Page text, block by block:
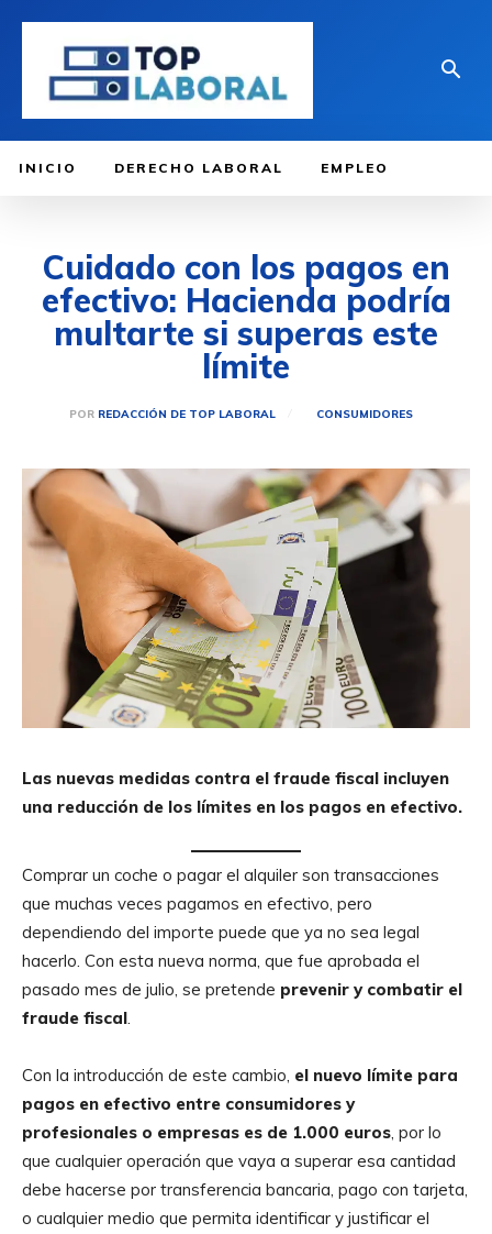
INICIO DERECHO LABORAL EMPLEO
Cuidado con los pagos en
efectivo: Hacienda podría
multarte si superas este
límite
POR REDACCIÓN DE TOP LABORAL CONSUMIDORES
Las nuevas medidas contra el fraude fiscal incluyen
una reducción de los límites en los pagos en efectivo.
Comprar un coche o pagar el alquiler son transacciones
que muchas veces pagamos en efectivo, pero
dependiendo del importe puede que ya no sea legal
hacerlo. Con esta nueva norma, que fue aprobada el
pasado mes de julio, se pretende prevenir y combatir el
fraude fiscal.
Con la introducción de este cambio, el nuevo límite para
pagos en efectivo entre consumidores y
profesionales o empresas es de 1.000 euros, por lo
que cualquier operación que vaya a superar esa cantidad
debe hacerse por transferencia bancaria, pago con tarjeta,
o cualquier medio que permita identificar y justificar el